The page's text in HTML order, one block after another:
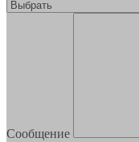
Сообщение